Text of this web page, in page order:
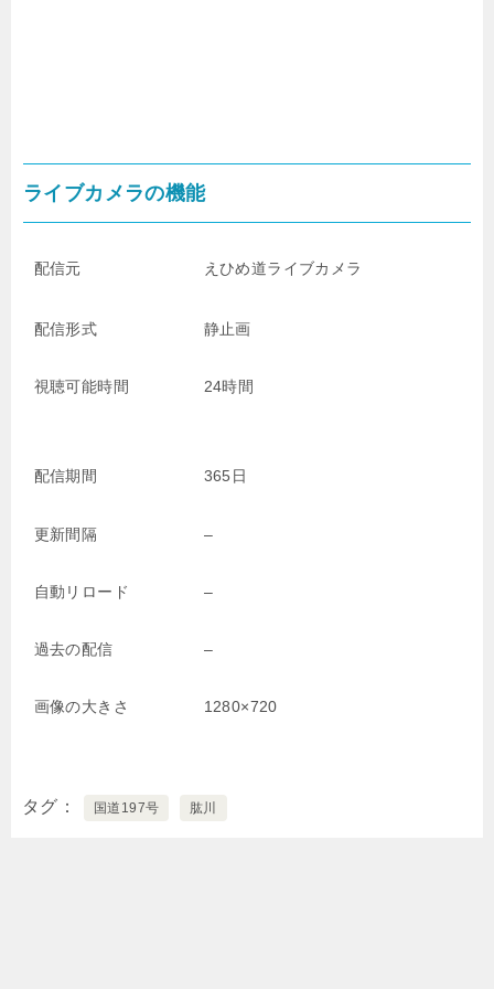
ライブカメラの機能
配信元 えひめ道ライブカメラ
配信形式 静止画
視聴可能時間 24時間
配信期間 365日
更新間隔 –
自動リロード –
過去の配信 –
画像の大きさ 1280×720
タグ 国道197号 肱川